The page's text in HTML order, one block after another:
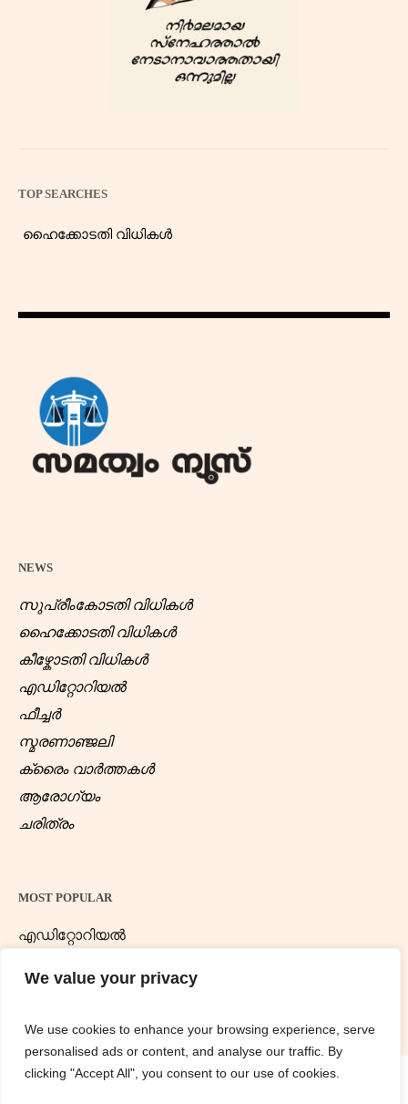
We value your privacy
We use cookies to enhance your browsing experience, serve
personalised ads or content, and analyse our traffic. By
clicking "Accept All", you consent to our use of cookies.
TOP SEARCHES
ഹൈക്കോടതി വിധികൾ
NEWS
സുപ്രീംകോടതി വിധികൾ
ഹൈക്കോടതി വിധികൾ
കീഴ്കോടതി വിധികൾ
എഡിറ്റോറിയൽ
ഫീച്ചർ
സ്മരണാഞ്ജലി
ക്രൈം വാർത്തകൾ
ആരോഗ്യം
ചരിത്രം
MOST POPULAR
എഡിറ്റോറിയൽ